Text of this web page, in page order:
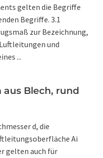
gelten die Begriffe
Begriffe. 3.1
zur Bezeichnung,
und
...
Blech, rund
d, die
Ai
gelten auch für